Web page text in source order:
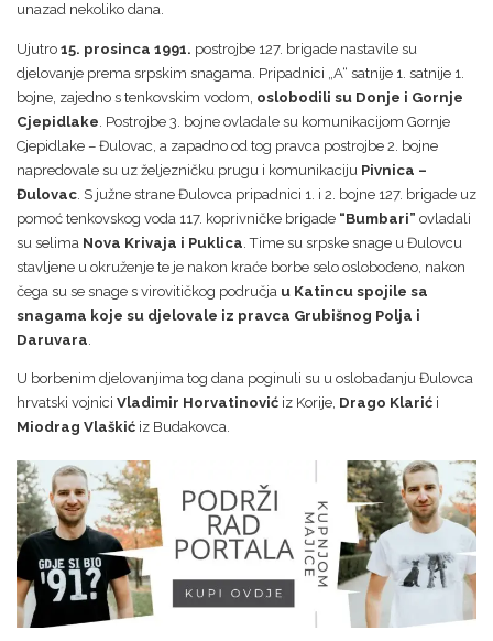
unazad nekoliko dana.
Ujutro 15. prosinca 1991. postrojbe 127. brigade nastavile su
djelovanje prema srpskim snagama. Pripadnici „A“ satnije 1. satnije 1.
bojne, zajedno s tenkovskim vodom, oslobodili su Donje i Gornje
Cjepidlake . Postrojbe 3. bojne ovladale su komunikacijom Gornje
Cjepidlake – Đulovac, a zapadno od tog pravca postrojbe 2. bojne
napredovale su uz željezničku prugu i komunikaciju Pivnica –
Đulovac . S južne strane Đulovca pripadnici 1. i 2. bojne 127. brigade uz
pomoć tenkovskog voda 117. koprivničke brigade “Bumbari” ovladali
su selima Nova Krivaja i Puklica . Time su srpske snage u Đulovcu
stavljene u okruženje te je nakon kraće borbe selo oslobođeno, nakon
čega su se snage s virovitičkog područja u Katincu spojile sa
snagama koje su djelovale iz pravca Grubišnog Polja i
Daruvara
U borbenim djelovanjima tog dana poginuli su u oslobađanju Đulovca
hrvatski vojnici Vladimir Horvatinović iz Korije, Drago Klarić i
Miodrag Vlaškić iz Budakovca.